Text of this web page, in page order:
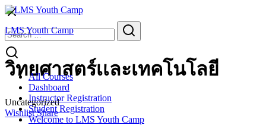
Skip
content
LMS Youth Camp
All Courses
Dashboard
Instructor Registration
Student Registration
Welcome to LMS Youth Camp
Search
for:
วิทยศาสตร์เเละเทคโนโลยี
Uncategorized
WishlistShare